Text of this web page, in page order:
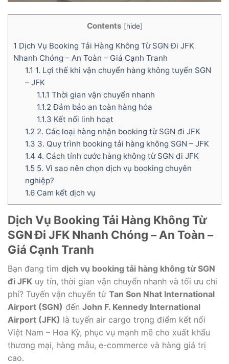
Contents [hide]
1 Dịch Vụ Booking Tải Hàng Không Từ SGN Đi JFK
Nhanh Chóng – An Toàn – Giá Cạnh Tranh
1.1 1. Lợi thế khi vận chuyển hàng không tuyến SGN
– JFK
1.1.1 Thời gian vận chuyển nhanh
1.1.2 Đảm bảo an toàn hàng hóa
1.1.3 Kết nối linh hoạt
1.2 2. Các loại hàng nhận booking từ SGN đi JFK
1.3 3. Quy trình booking tải hàng không SGN – JFK
1.4 4. Cách tính cước hàng không từ SGN đi JFK
1.55. Vì sao nên chọn dịch vụ booking chuyên
nghiệp?
1.6Cam kết dịch vụ
Dịch Vụ Booking Tải Hàng Không Từ
SGN Đi JFK Nhanh Chóng – An Toàn –
Giá Cạnh Tranh
Bạn đang tìm dịch vụ booking tải hàng không từ SGN
đi JFK uy tín, thời gian vận chuyển nhanh và tối ưu chi
phí? Tuyến vận chuyển từ Tan Son Nhat International
Airport (SGN) đến John F. Kennedy International
Airport (JFK) là tuyến air cargo trọng điểm kết nối
Việt Nam – Hoa Kỳ, phục vụ mạnh mẽ cho xuất khẩu
thương mại, hàng mẫu, e-commerce và hàng giá trị
cao.